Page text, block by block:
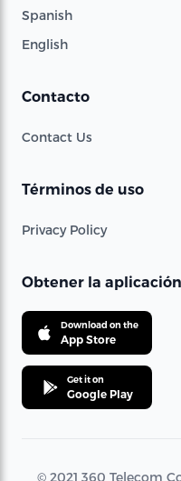
Spanish
English
Contacto
Contact Us
Términos de uso
Privacy Policy
Obtener la aplicación
Download on the
App Store
Get it on
Google Play
© 2021 360 Telecom